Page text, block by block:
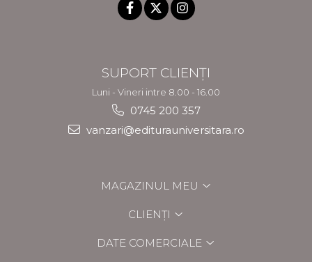
SUPORT CLIENȚI
Luni - Vineri intre 8.00 - 16.00
0745 200 357
vanzari@editurauniversitara.ro
MAGAZINUL MEU
CLIENȚI
DATE COMERCIALE